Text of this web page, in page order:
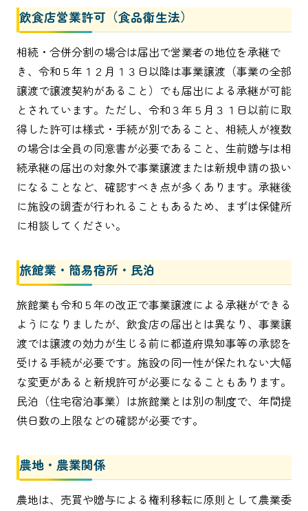
飲食店営業許可（食品衛生法）
相続・合併分割の場合は届出で営業者の地位を承継で
き、令和５年１２月１３日以降は事業譲渡（事業の全部
譲渡で譲渡契約があること）でも届出による承継が可能
とされています。ただし、令和３年５月３１日以前に取
得した許可は様式・手続が別であること、相続人が複数
の場合は全員の同意書が必要であること、生前贈与は相
続承継の届出の対象外で事業譲渡または新規申請の扱い
になることなど、確認すべき点が多くあります。承継後
に施設の調査が行われることもあるため、まずは保健所
に相談してください。
旅館業・簡易宿所・民泊
旅館業も令和５年の改正で事業譲渡による承継ができる
ようになりましたが、飲食店の届出とは異なり、事業譲
渡では譲渡の効力が生じる前に都道府県知事等の承認を
受ける手続が必要です。施設の同一性が保たれない大幅
な変更があると新規許可が必要になることもあります。
民泊（住宅宿泊事業）は旅館業とは別の制度で、年間提
供日数の上限などの確認が必要です。
農地・農業関係
農地は、売買や贈与による権利移転に原則として農業委